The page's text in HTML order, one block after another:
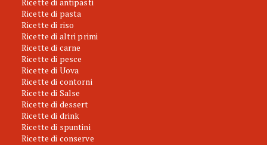
Ricette di pasta
Ricette di riso
Ricette di altri primi
Ricette di carne
Ricette di pesce
Ricette di Uova
Ricette di contorni
Ricette di Salse
Ricette di dessert
Ricette di drink
Ricette di spuntini
Ricette di conserve